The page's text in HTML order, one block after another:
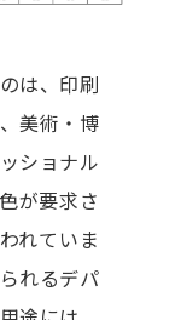
は、印刷
美術・博
ショナル
が要求さ
れていま
れるデパ